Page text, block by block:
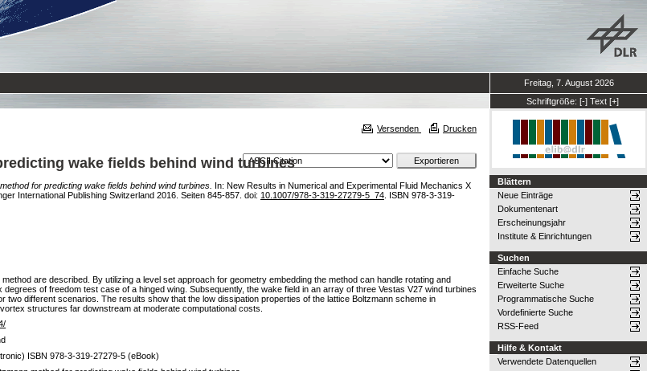
Freitag, 7. August 2026
Schriftgröße: [-] Text [+]
Versenden Drucken
wake fields behind wind turbines
for predicting wake fields behind wind turbines. In: New Results in Numerical and Experimental Fluid Mechanics X
International Publishing Switzerland 2016. Seiten 845-857. doi: 10.1007/978-3-319-27279-5_74 . ISBN 978-3-319-
are described. By utilizing a level set approach for geometry embedding the method can handle rotating and
of freedom test case of a hinged wing. Subsequently, the wake field in an array of three Vestas V27 wind turbines
different scenarios. The results show that the low dissipation properties of the lattice Boltzmann scheme in
structures far downstream at moderate computational costs.
ISBN 978-3-319-27279-5 (eBook)
Blättern
Neue Einträge
Dokumentenart
Erscheinungsjahr
Institute & Einrichtungen
Suchen
Einfache Suche
Erweiterte Suche
Programmatische Suche
Vordefinierte Suche
RSS-Feed
Hilfe & Kontakt
Verwendete Datenquellen